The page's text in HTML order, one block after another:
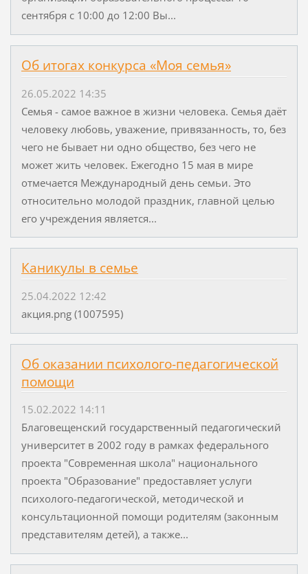
сентября с 10:00 до 12:00 Вы...
Об итогах конкурса «Моя семья»
26.05.2022 14:35
Семья - самое важное в жизни человека. Семья даёт
человеку любовь, уважение, привязанность, то, без
чего не бывает ни одно общество, без чего не
может жить человек. Ежегодно 15 мая в мире
отмечается Международный день семьи. Это
относительно молодой праздник, главной целью
его учреждения является...
Каникулы в семье
25.04.2022 12:42
акция.png (1007595)
Об оказании психолого-педагогической
помощи
15.02.2022 14:11
Благовещенский государственный педагогический
университет в 2002 году в рамках федерального
проекта "Современная школа" национального
проекта "Образование" предоставляет услуги
психолого-педагогической, методической и
консультационной помощи родителям (законным
представителям детей), а также...